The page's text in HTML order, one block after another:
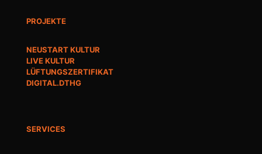
PROJEKTE
NEUSTART KULTUR
LIVE KULTUR
LÜFTUNGSZERTIFIKAT
DIGITAL.DTHG
SERVICES